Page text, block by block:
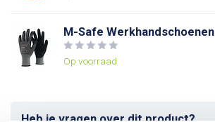
M-Safe Werkhandschoenen
Op voorraad
Heb je vragen over dit product?